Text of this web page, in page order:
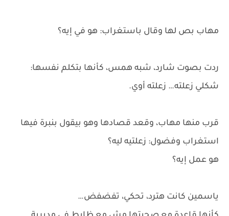
مهاب بص لها وقال باستغراب: هو في إيه؟
ردت بصوت شارد، شبه همس، كأنها بتكلم نفسها:
شكلي زعلته… زعلته أوي.
قرب منها مهاب، وقعد قصادها وهو بيقول بنبرة فيها
استغراب وفضول: زعلتيه ليه؟
هو عمل إيه؟
ياسمين كانت هترد، تحكي، تفضفض…